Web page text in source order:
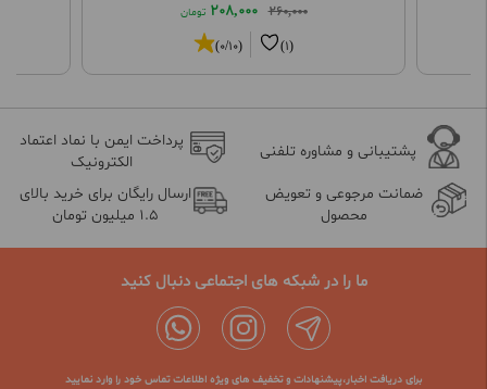
260,000
208,000 تومان
(1)
(0/10)
پشتیبانی و مشاوره تلفنی
پرداخت ایمن با نماد اعتماد
الکترونیک
ضمانت مرجوعی و تعویض
محصول
ارسال رایگان برای خرید بالای
1.5 میلیون تومان
ما را در شبکه های اجتماعی دنبال کنید
برای دریافت اخبار،پیشنهادات و تخفیف های ویژه اطلاعات تماس خود را وارد نمایید